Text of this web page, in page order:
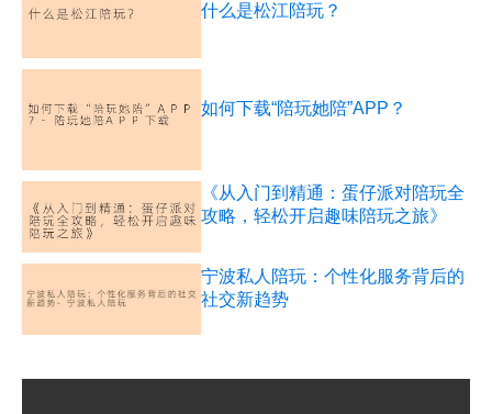
什么是松江陪玩？
如何下载“陪玩她陪”APP？
《从入门到精通：蛋仔派对陪玩全
攻略，轻松开启趣味陪玩之旅》
宁波私人陪玩：个性化服务背后的
社交新趋势